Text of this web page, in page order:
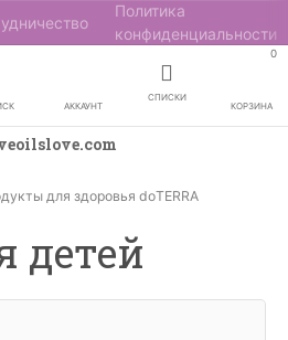
Политика
конфиденциальности
АККАУНТ
СПИСКИ
0
КОРЗИНА
для здоровья doTERRA
детей